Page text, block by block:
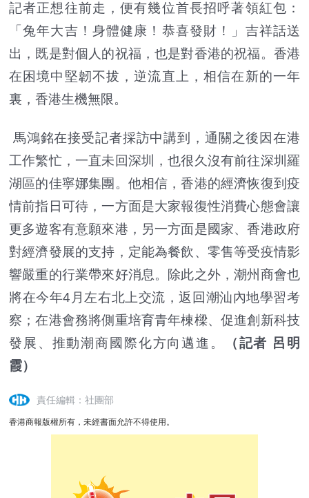
記者正想往前走，便有幾位首長招呼著領紅包：
「兔年大吉！身體健康！恭喜發財！」吉祥話送
出，既是對個人的祝福，也是對香港的祝福。香港
在困境中堅韌不拔，逆流直上，相信在新的一年
裏，香港生機無限。
馬鴻銘在接受記者採訪中講到，通關之後因在港
工作繁忙，一直未回深圳，也很久沒有前往深圳羅
湖區的佳寧娜集團。他相信，香港的經濟恢復到疫
情前指日可待，一方面是大家報復性消費心態會讓
更多遊客有意願來港，另一方面是國家、香港政府
對經濟發展的支持，定能為餐飲、零售等受疫情影
響嚴重的行業帶來好消息。除此之外，潮州商會也
將在今年4月左右北上交流，返回潮汕內地學習考
察；在港會務將側重培育青年棟樑、促進創新科技
發展、推動潮商國際化方向邁進。
（記者 呂明
霞）
責任編輯：社團部
香港商報版權所有，未經書面允許不得使用。